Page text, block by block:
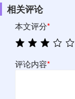
相关评论
本文评分*
评论内容*